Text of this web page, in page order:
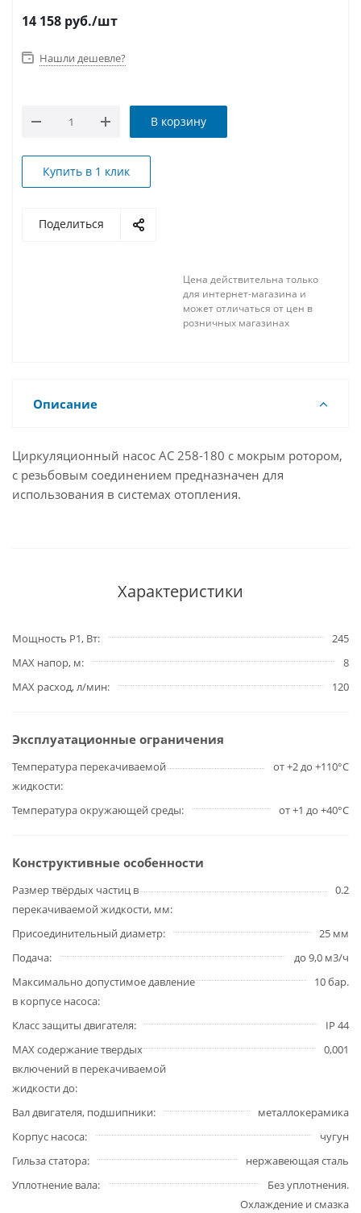
14 158 руб./шт
Нашли дешевле?
В корзину
Купить в 1 клик
Поделиться
Цена действительна только
для интернет-магазина и
может отличаться от цен в
розничных магазинах
Описание
Циркуляционный насос AC 258-180 с мокрым ротором,
с резьбовым соединением предназначен для
использования в системах отопления.
Характеристики
Мощность P1, Вт
245
MAX напор, м
8
MAX расход, л/мин
120
Эксплуатационные ограничения
Температура перекачиваемой
жидкости
от +2 до +110°С
Температура окружающей среды от +1 до +40°С
Конструктивные особенности
Размер твёрдых частиц в
перекачиваемой жидкости, мм
0.2
Присоединительный диаметр
25 мм
Подача
до 9,0 м3/ч
Максимально допустимое давление
в корпусе насоса
10 бар.
Класс защиты двигателя
IP 44
MAX содержание твердых
включений в перекачиваемой
жидкости до
0,001
Вал двигателя, подшипники
металлокерамика
Корпус насоса
чугун
Гильза статора
нержавеющая сталь
Уплотнение вала
Без уплотнения.
Охлаждение и смазка